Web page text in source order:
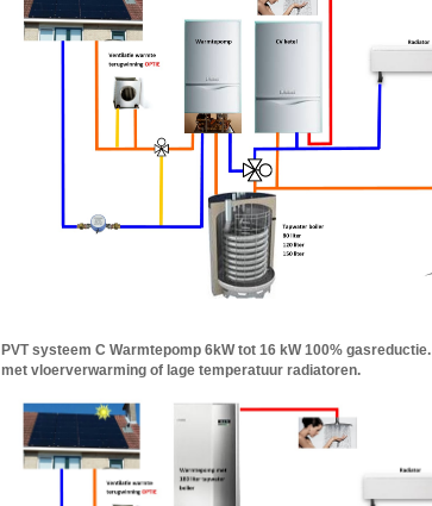
PVT systeem C Warmtepomp 6kW tot 16 kW 100%
met vloerverwarming of lage temperatuur radiatoren.